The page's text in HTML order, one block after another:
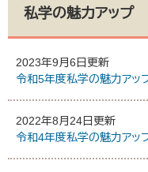
私学の魅力アップ
2023年9月6日更新
令和5年度私学の魅力アッ
2022年8月24日更新
令和4年度私学の魅力アッ